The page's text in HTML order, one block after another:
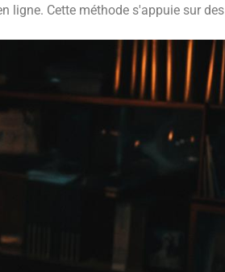
ligne. Cette méthode s'appuie sur des